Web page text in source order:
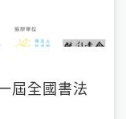
屆全國書法